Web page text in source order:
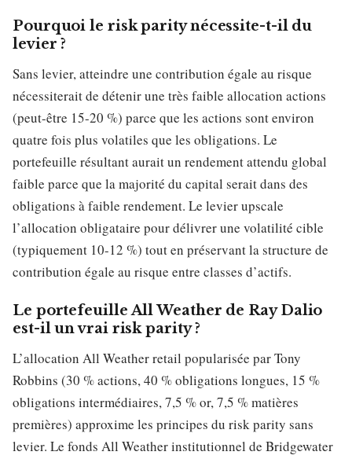
Pourquoi le risk parity nécessite-t-il du
levier ?
Sans levier, atteindre une contribution égale au risque
nécessiterait de détenir une très faible allocation actions
(peut-être 15-20 %) parce que les actions sont environ
quatre fois plus volatiles que les obligations. Le
portefeuille résultant aurait un rendement attendu global
faible parce que la majorité du capital serait dans des
obligations à faible rendement. Le levier upscale
l’allocation obligataire pour délivrer une volatilité cible
(typiquement 10-12 %) tout en préservant la structure de
contribution égale au risque entre classes d’actifs.
Le portefeuille All Weather de Ray Dalio
est-il un vrai risk parity ?
L’allocation All Weather retail popularisée par Tony
Robbins (30 % actions, 40 % obligations longues, 15 %
obligations intermédiaires, 7,5 % or, 7,5 % matières
premières) approxime les principes du risk parity sans
levier. Le fonds All Weather institutionnel de Bridgewater